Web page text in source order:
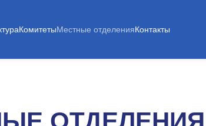
КомитетыМестные отделенияКонтакты